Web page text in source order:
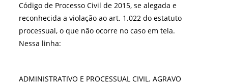
Código de Processo Civil de 2015, se alegada e
reconhecida a violação ao art. 1.022 do estatuto
processual, o que não ocorre no caso em tela.
Nessa linha:
ADMINISTRATIVO E PROCESSUAL CIVIL. AGRAVO